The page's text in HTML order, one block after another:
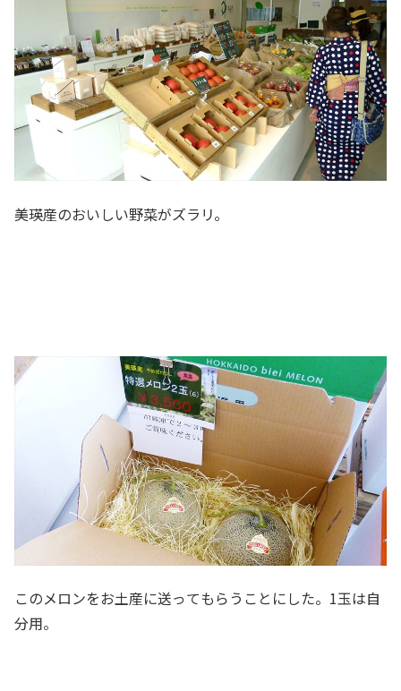
美瑛産のおいしい野菜がズラリ。
このメロンをお土産に送ってもらうことにした。1玉は自
分用。